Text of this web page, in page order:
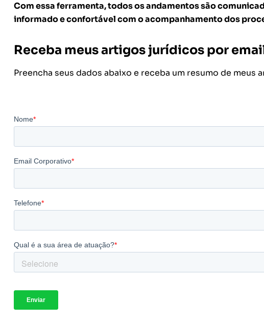
Com essa ferramenta, todos os andamentos são
informado e confortável com o acompanhamento dos
Receba meus artigos jurídicos por
Preencha seus dados abaixo e receba um resumo de meus